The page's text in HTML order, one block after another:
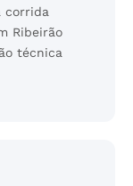
corrida
Ribeirão
técnica